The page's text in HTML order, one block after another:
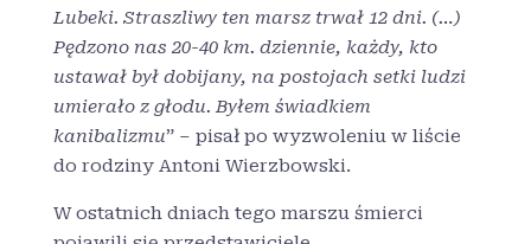
Lubeki. Straszliwy ten marsz trwał 12 dni. (…)
Pędzono nas 20-40 km. dziennie, każdy, kto
ustawał był dobijany, na postojach setki ludzi
umierało z głodu. Byłem świadkiem
kanibalizmu” – pisał po wyzwoleniu w liście
do rodziny Antoni Wierzbowski.
W ostatnich dniach tego marszu śmierci